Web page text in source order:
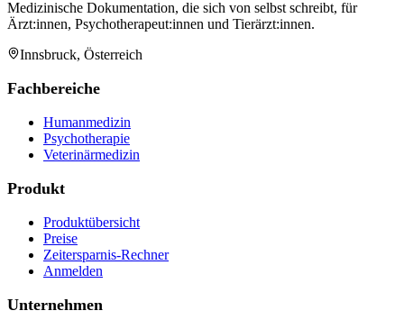
Medizinische Dokumentation, die sich von selbst schreibt, für
Ärzt:innen, Psychotherapeut:innen und Tierärzt:innen.
Innsbruck, Österreich
Fachbereiche
Humanmedizin
Psychotherapie
Veterinärmedizin
Produkt
Produktübersicht
Preise
Zeitersparnis-Rechner
Anmelden
Unternehmen